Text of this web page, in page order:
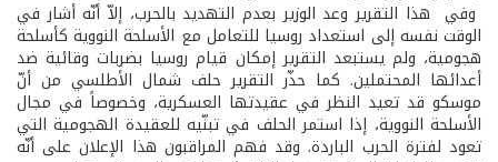
وفي هذا التقرير وعد الوزير بعدم التهديد بالحرب، إلاّ أنّه أشار في
الوقت نفسه إلى استعداد روسيا للتعامل مع الأسلحة النووية كأسلحة
هجومية، ولم يستبعد التقرير إمكان قيام روسيا بضربات وقائية ضد
أعدائها المحتملين. كما حذّر التقرير حلف شمال الأطلسي من أنّ
موسكو قد تعيد النظر في عقيدتها العسكرية، وخصوصاً في مجال
الأسلحة النووية، إذا استمر الحلف في تبنّيه للعقيدة الهجومية التي
تعود لفترة الحرب الباردة. وقد فهم المراقبون هذا الإعلان على أنّه